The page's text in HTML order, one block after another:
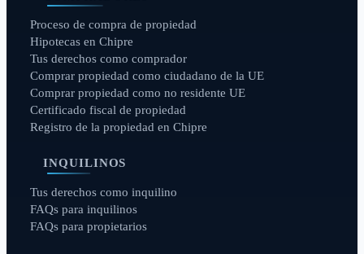
Proceso de compra de propiedad
Hipotecas en Chipre
Tus derechos como comprador
Comprar propiedad como ciudadano de la UE
Comprar propiedad como no residente UE
Certificado fiscal de propiedad
Registro de la propiedad en Chipre
INQUILINOS
Tus derechos como inquilino
FAQs para inquilinos
FAQs para propietarios